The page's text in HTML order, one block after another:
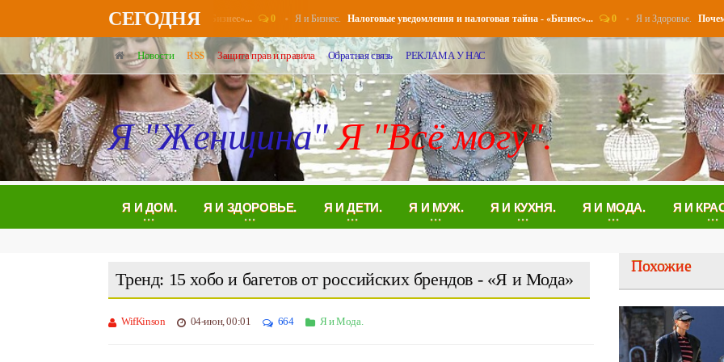
СЕГОДНЯ
повысят выплаты в августе - «Бизнес»... 0 Я и Бизнес. Налоговые уведомления и налоговая тайна - «Бизнес»... 0 Я и Здоровье. Почему
Новости RSS Защита прав и правила Обратная связь РЕКЛАМА У НАС
Я "Женщина" Я "Всё могу".
Я И ДОМ. Я И ЗДОРОВЬЕ. Я И ДЕТИ. Я И МУЖ. Я И КУХНЯ. Я И МОДА. Я И
Тренд: 15 хобо и багетов от российских брендов - «Я и Мода»
WifKinson 04-июн, 00:01 664 Я и Мода.
Похожие